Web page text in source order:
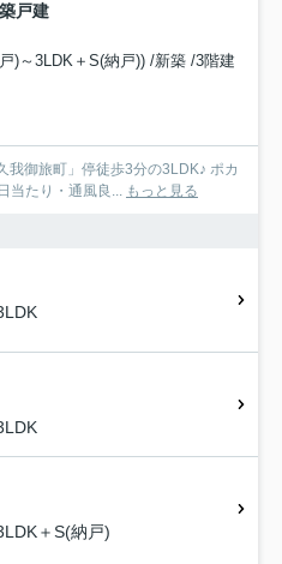
戸建
)～3LDK＋S(納戸)) /新築 /3階建
御旅町」停徒歩3分の3LDK♪ ポカ
当たり・通風良... もっと見る
＋S(納戸)